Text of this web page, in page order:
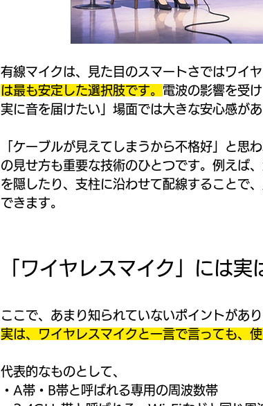
有線マイクは、見た目のスマートさではワイ
は最も安定した選択肢です。 電波の影響を受
実に音を届けたい」場面では大きな安心感があ
「ケーブルが見えてしまうから不格好」と思
の見せ方も重要な技術のひとつです。例えば
を隠したり、支柱に沿わせて配線することで
できます。
「ワイヤレスマイク」には実
ここで、あまり知られていないポイントがあり
実は、ワイヤレスマイクと一言で言っても、
代表的なものとして、
・A帯・B帯と呼ばれる専用の周波数帯